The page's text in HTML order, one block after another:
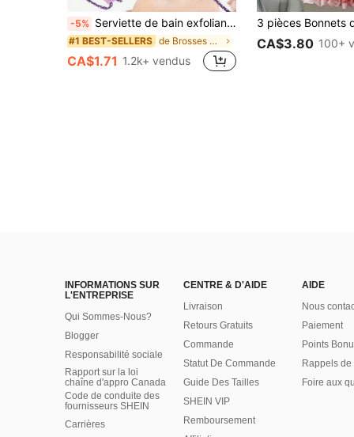
-5% Serviette de bain exfoliante, conception double face pour une exfoliation douce/rugueuse, gommage corporel efficace, brosse de douche pour le dos, matériau en maille premium, conception de lien pratique, serviette de bain en loofah, éponge corporelle, rend la peau lisse, convient pour une utilisation quotidienne
#1 BEST-SELLERS de Brosses de bain, éponges et récureurs
CA$1.71 1.2k+ vendus
CA$3.80 100+
INFORMATIONS SUR
L'ENTREPRISE
Qui Sommes-Nous?
Blogger
Responsabilité sociale
Rapport sur la loi
chaîne d'appro Canada
Code de conduite des
fournisseurs SHEIN
Carrières
CENTRE & D'AIDE
Livraison
Retours Gratuits
Commande
Statut De Commande
Guide Des Tailles
SHEIN VIP
Remboursement
AIDE
Nous
Paiement
Points
Rappels
Foire aux